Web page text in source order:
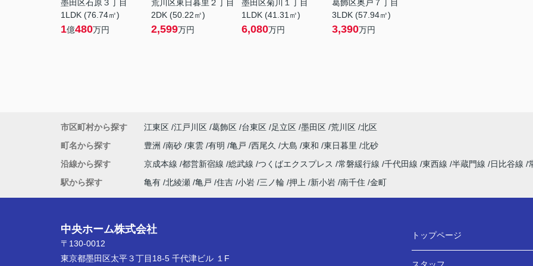
墨田区石原３丁目
1LDK (76.74㎡)
1億480万円
荒川区東日暮里２丁目
2DK (50.22㎡)
2,599万円
墨田区菊川１丁目
1LDK (41.31㎡)
6,080万円
葛飾区奥戸７丁目
3LDK (57.94㎡)
3,390万円
市区町村から探す 江東区 江戸川区 葛飾区 台東区 足立区 墨田区 荒川区 北区
町名から探す
豊洲 南砂 東雲 有明 亀戸 西尾久 大島 東和 東日暮里
北砂
沿線から探す
京成本線 都営新宿線 総武線 つくばエクスプレス 常磐緩行線 千代田線 東西線 半蔵門線 日比谷線
駅から探す
亀有 北綾瀬 亀戸 住吉 小岩 三ノ輪 押上 新小岩 南千住 金町
中央ホーム株式会社
〒130-0012
東京都墨田区太平３丁目18-5 千代津ビル １F
トップページ